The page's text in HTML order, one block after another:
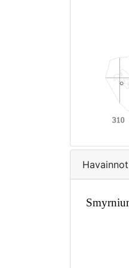
Havainnot